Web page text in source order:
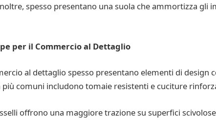
spesso presentano una suola che ammortizza gli
per il Commercio al Dettaglio
al dettaglio spesso presentano elementi di design
più comuni includono tomaie resistenti e cuciture
offrono una maggiore trazione su superfici